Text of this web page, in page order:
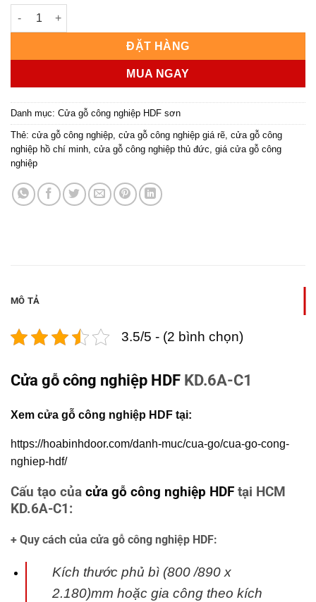
CỬA GỖ CÔNG NGHIỆP HDF KD.6A-C1 số lượng
ĐẶT HÀNG
MUA NGAY
Danh mục: Cửa gỗ công nghiệp HDF sơn
Thẻ: cửa gỗ công nghiệp cửa gỗ công nghiệp giá rẽ cửa gỗ công
nghiệp hồ chí minh cửa gỗ công nghiệp thủ đức giá cửa gỗ công
nghiệp
MÔ TẢ
3.5/5 - (2 bình chọn)
Cửa gỗ công nghiệp HDF KD.6A-C1
Xem cửa gỗ công nghiệp HDF tại:
https://hoabinhdoor.com/danh-muc/cua-go/cua-go-cong-
nghiep-hdf/
Cấu tạo của cửa gỗ công nghiệp HDF tại HCM
KD.6A-C1:
+ Quy cách của cửa gỗ công nghiệp HDF:
Kích thước phủ bì (800 /890 x
2.180)mm hoặc gia công theo kích